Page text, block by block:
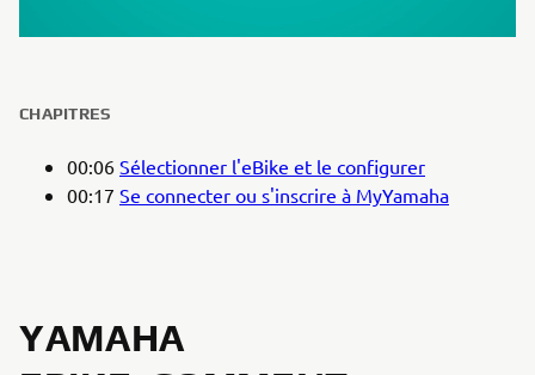
CHAPITRES
00:06 Sélectionner l'eBike et le configurer
00:17 Se connecter ou s'inscrire à MyYamaha
YAMAHA